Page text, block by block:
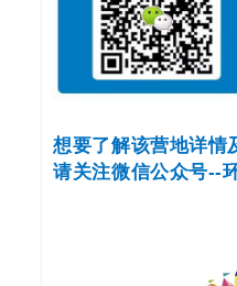
想要了解该营地详情
请关注微信公众号--